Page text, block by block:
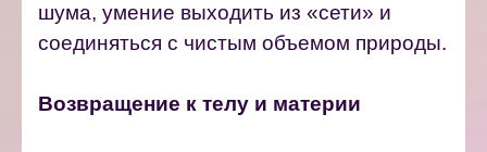
шума, умение выходить из «сети» и
соединяться с чистым объемом природы.
Возвращение к телу и материи